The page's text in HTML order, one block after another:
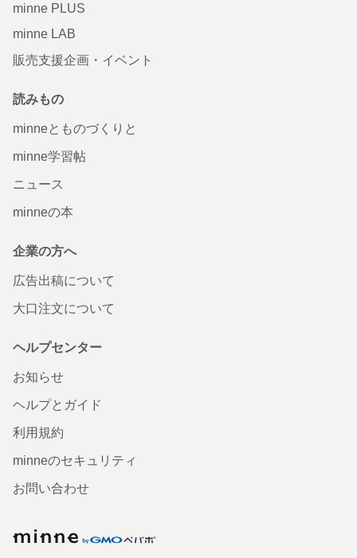
minne PLUS
minne LAB
販売支援企画・イベント
読みもの
minneとものづくりと
minne学習帖
ニュース
minneの本
企業の方へ
広告出稿について
大口注文について
ヘルプセンター
お知らせ
ヘルプとガイド
利用規約
minneのセキュリティ
お問い合わせ